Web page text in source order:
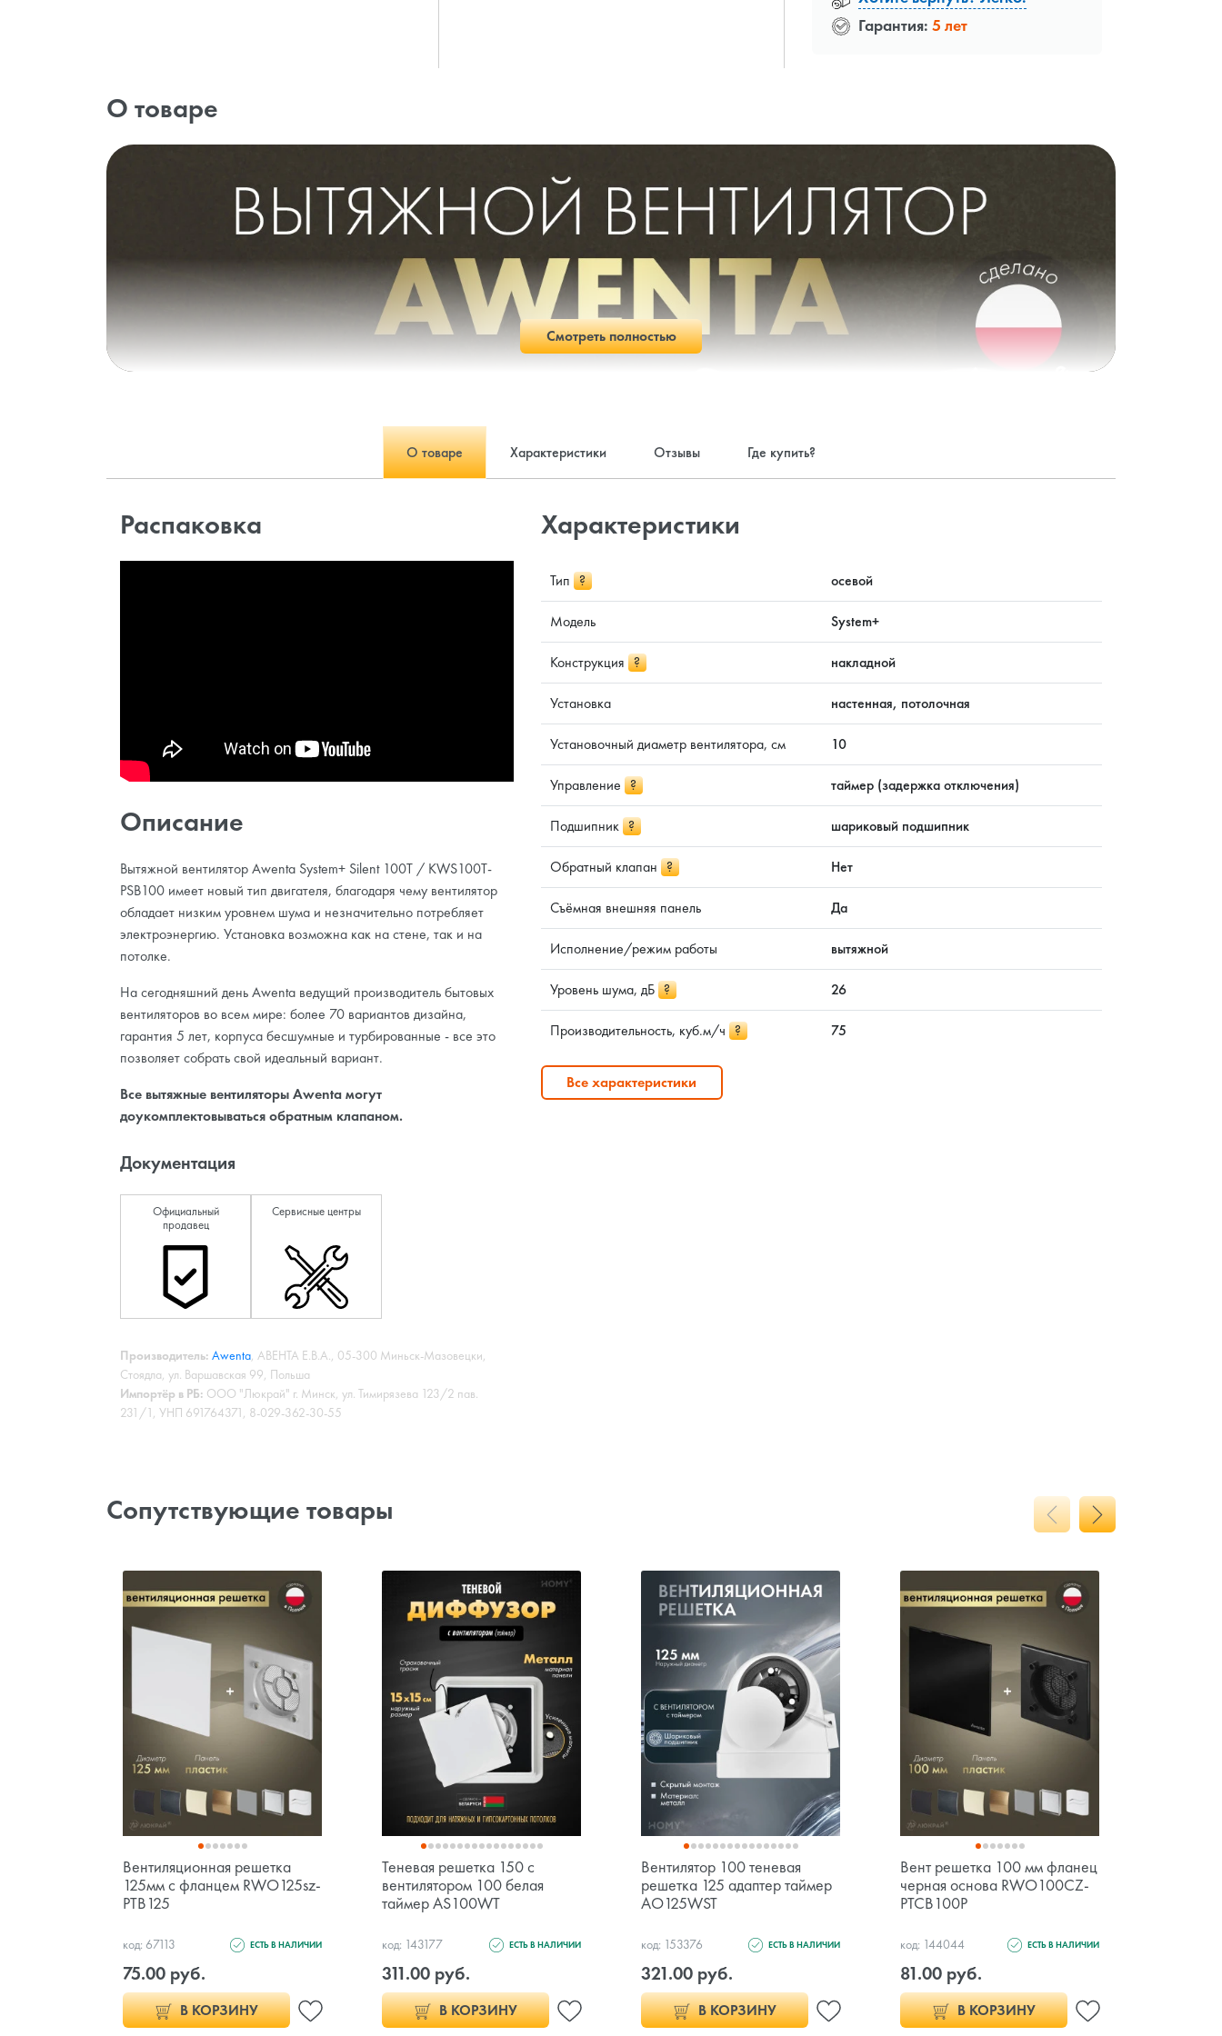
Гарантия: 5 лет
О товаре
Смотреть полностью
О товаре Характеристики Отзывы Где купить?
Распаковка
Описание
Вытяжной вентилятор Awenta System+ Silent 100T / KWS100T-
PSB100 имеет новый тип двигателя, благодаря чему вентилятор
обладает низким уровнем шума и незначительно потребляет
электроэнергию. Установка возможна как на стене, так и на
потолке.
На сегодняшний день Awenta ведущий производитель бытовых
вентиляторов во всем мире: более 70 вариантов дизайна,
гарантия 5 лет, корпуса бесшумные и турбированные - все это
позволяет собрать свой идеальный вариант.
Все вытяжные вентиляторы Awenta могут
доукомплектовываться обратным клапаном.
Документация
Официальный
продавец
Сервисные центры
Производитель: Awenta, АВЕНТА Е.В.А., 05-300 Миньск-Мазовецки,
Стоядла, ул. Варшавская 99, Польша
Импортёр в РБ: ООО "Люкрай" г. Минск, ул. Тимирязева 123/2 пав.
231/1, УНП 691764371, 8-029-362-30-55
Характеристики
Тип ? осевой
Модель System+
Конструкция ? накладной
Установка настенная, потолочная
Установочный диаметр вентилятора, см 10
Управление ? таймер (задержка отключения)
Подшипник ? шариковый подшипник
Обратный клапан ? Нет
Съёмная внешняя панель Да
Исполнение/режим работы вытяжной
Уровень шума, дБ ? 26
Производительность, куб.м/ч ? 75
Все характеристики
Сопутствующие товары
Вентиляционная решетка
125мм с фланцем RWO125sz-
PTB125
код: 67113 ЕСТЬ В НАЛИЧИИ
75.00 руб.
В КОРЗИНУ
Теневая решетка 150 с
вентилятором 100 белая
таймер AS100WT
код: 143177 ЕСТЬ В НАЛИЧИИ
311.00 руб.
В КОРЗИНУ
Вентилятор 100 теневая
решетка 125 адаптер таймер
AO125WST
код: 153376 ЕСТЬ В НАЛИЧИИ
321.00 руб.
В КОРЗИНУ
Вент решетка 100 мм фланец
черная основа RWO100CZ-
PTCB100P
код: 144044 ЕСТЬ В НАЛИЧИИ
81.00 руб.
В КОРЗИНУ